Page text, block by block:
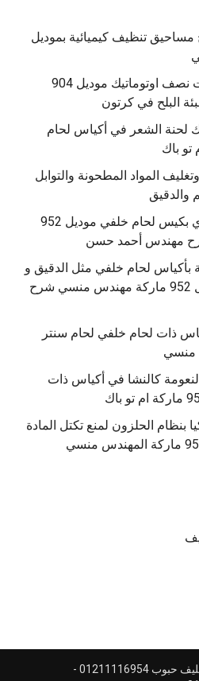
تنظيف كيميائية بموديل
‫ماكينه تعبئه حبوب وحبيبات نصف اوتوماتيك موديل 904
لحنة الشعر في أكياس لحام
وتغليف المواد المطحونة والتوابل
والدقيق
‫شرح ماكينة تعبئة تمر هندي بكيس لحام خلفي موديل 952
بأكياس لحام خلفي مثل الدقيق و
النشا و اللبن البودرة موديل 952 ماركة مهندس منسي شرح
ذات لحام خلفي لحام سنتر
النعومة كالنشا في أكياس ذات
بنظام الحلزون لمنع تكتل المادة
ماكينات تغليف حبوب 01211116954 -